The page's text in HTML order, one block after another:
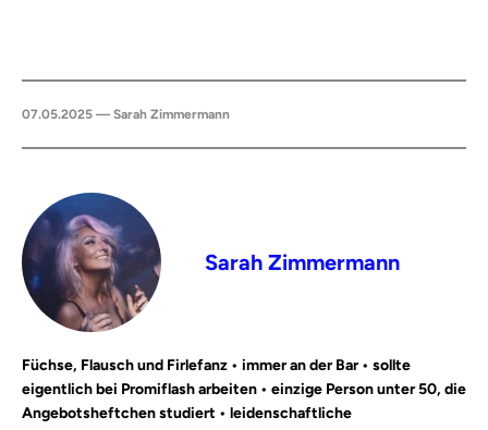
07.05.2025 — Sarah Zimmermann
Sarah Zimmermann
Füchse, Flausch und Firlefanz • immer an der Bar • sollte
eigentlich bei Promiflash arbeiten • einzige Person unter 50, die
Angebotsheftchen studiert • leidenschaftliche